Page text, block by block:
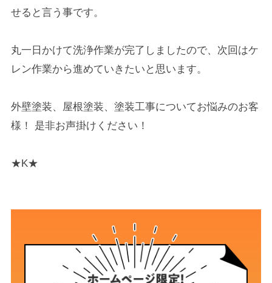
せると言う事です。
丸一日かけて洗浄作業が完了しましたので、次回はケ
レン作業から進めていきたいと思います。
外壁塗装、屋根塗装、塗装工事についてお悩みのお客
様！ 是非お声掛けください！
★K★